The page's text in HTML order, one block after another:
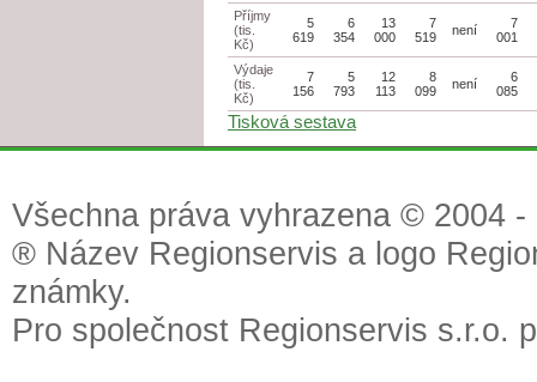
Příjmy
(tis.
Kč)
5
619
6
354
13
000
7
519
není
7
001
Výdaje
(tis.
Kč)
7
156
5
793
12
113
8
099
není
6
085
Tisková sestava
Všechna práva vyhrazena © 2004
® Název Regionservis a logo
známky.
Pro společnost Regionservis s.r.o.